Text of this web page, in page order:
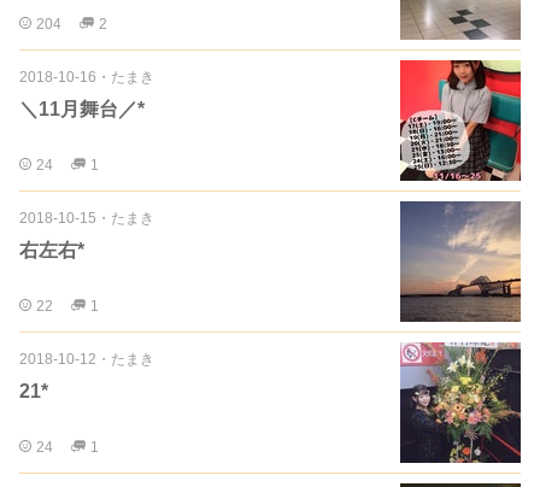
204 2
2018-10-16 ・ たまき
＼11月舞台／*
24 1
2018-10-15 ・ たまき
右左右*
22 1
2018-10-12 ・ たまき
21*
24 1